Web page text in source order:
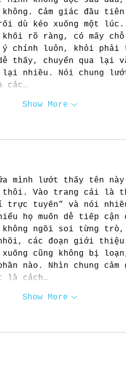
Cảm giác đầu
dù kéo xuống một
rõ ràng, có mấy
ý chính luôn, khỏi
dễ thấy, chuyển qua lại
lại nhiều. Nói chung
các…
Show More
mình lướt thấy tên này
Vào trang cái là
trực tuyến” và nói
họ muốn dễ tiếp cận
không ngồi soi từng
các đoạn giới
xuống cũng không bị
nào. Nhìn chung
là cách…
Show More